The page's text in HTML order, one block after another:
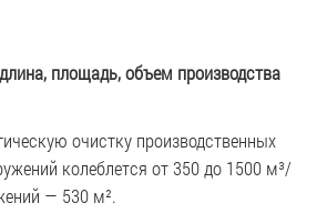
площадь, объем производства
очистку производственных
колеблется от 350 до 1500 м³/
— 530 м².